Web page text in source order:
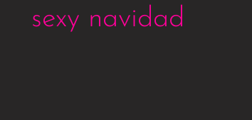
sexy navidad